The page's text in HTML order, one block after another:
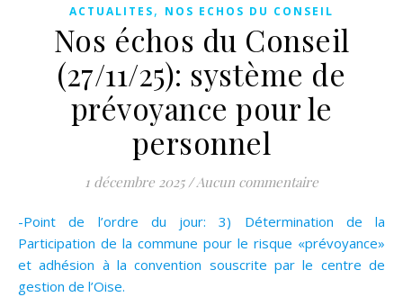
ACTUALITES, NOS ECHOS DU CONSEIL
Nos échos du Conseil
(27/11/25): système de
prévoyance pour le
personnel
1 décembre 2025 /Aucun commentaire
-Point de l’ordre du jour: 3) Détermination de la
Participation de la commune pour le risque «prévoyance»
et adhésion à la convention souscrite par le centre de
gestion de l’Oise.